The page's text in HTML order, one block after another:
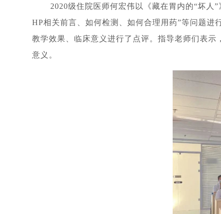
2020级住院医师何宏伟以《藏在胃内的“坏人
HP相关前言、如何检测、如何合理用药”等问题
教学效果、临床意义进行了点评。指导老师们表
意义。